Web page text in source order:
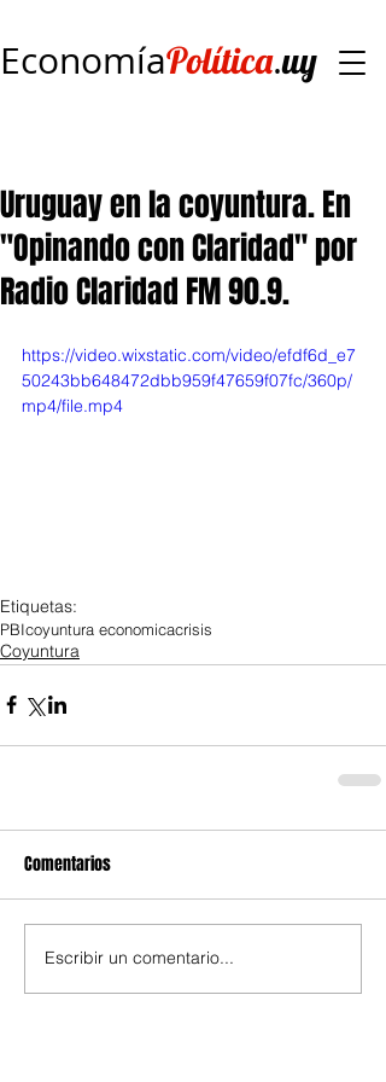
EconomíaPolítica.uy
Uruguay en la coyuntura. En
"Opinando con Claridad" por
Radio Claridad FM 90.9.
https://video.wixstatic.com/video/efdf6d_e7
50243bb648472dbb959f47659f07fc/360p/
mp4/file.mp4
Etiquetas:
PBIcoyuntura economicacrisis
Coyuntura
Comentarios
Escribir un comentario...